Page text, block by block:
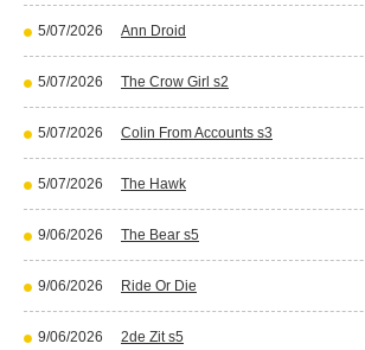
5/07/2026 Ann Droid
5/07/2026 The Crow Girl s2
5/07/2026 Colin From Accounts s3
5/07/2026 The Hawk
9/06/2026 The Bear s5
9/06/2026 Ride Or Die
9/06/2026 2de Zit s5